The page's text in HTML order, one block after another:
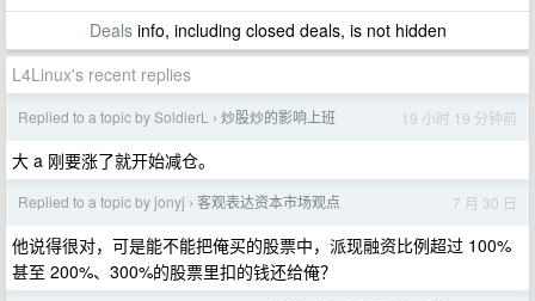
Dealsinfo, including closed deals, is not hidden
L4Linux's recent replies
Replied to a topic by SoldierL › 炒股炒的影响上班 19 小时 19 分钟前
大 a 刚要涨了就开始减仓。
Replied to a topic by jonyj › 客观表达资本市场观点 7 月 30 日
他说得很对，可是能不能把俺买的股票中，派现融资比例超过 100%
甚至 200%、300%的股票里扣的钱还给俺？